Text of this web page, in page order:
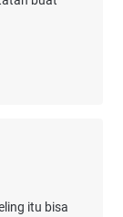
itu bisa